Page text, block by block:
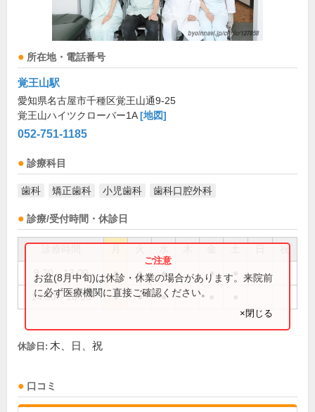
所在地・電話番号
覚王山駅
愛知県名古屋市千種区覚王山通9-25
覚王山ハイツクローバー1A[地図]
052-751-1185
診療科目
歯科 矯正歯科 小児歯科 歯科口腔外科
診療/受付時間・休診日
祝
9:30～13:00 ● ● ● ●
14:30～18:00 ● ● ●
お盆(8月中旬)は休診・休業の場合があります。来院前
に必ず医療機関に直接ご確認ください。
×閉じる
休診日: 木、日、祝
口コミ